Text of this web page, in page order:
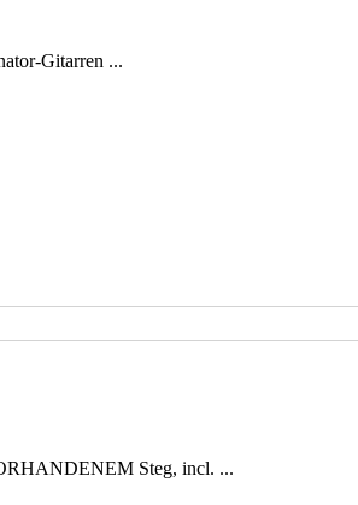
Gitarren ...
Steg, incl. ...